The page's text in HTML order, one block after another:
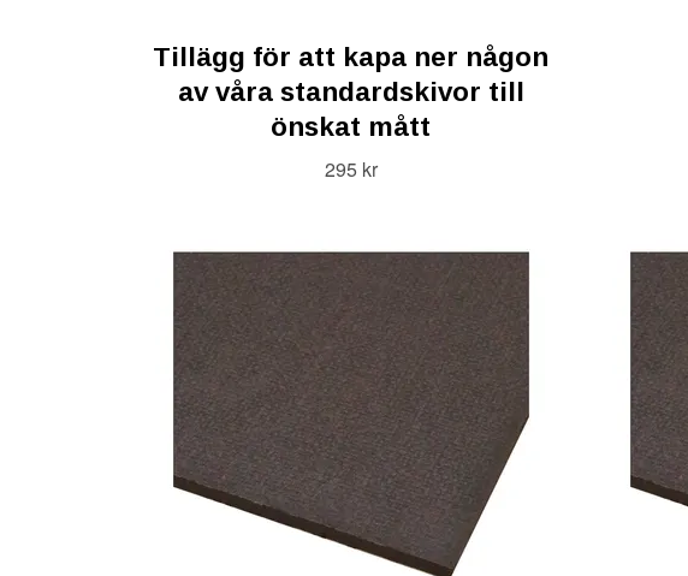
Tillägg för att kapa ner någon
av våra standardskivor till
önskat mått
295 kr